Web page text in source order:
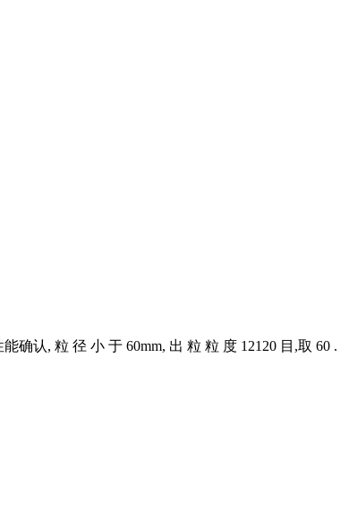
认, 粒 径 小 于 60mm, 出 粒 粒 度 12120 目,取 60 .